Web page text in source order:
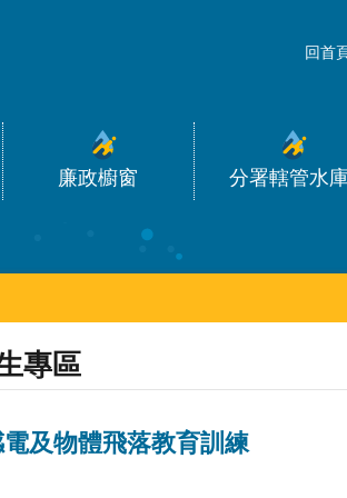
回首
廉政櫥窗 分署轄管水
專區
及物體飛落教育訓練